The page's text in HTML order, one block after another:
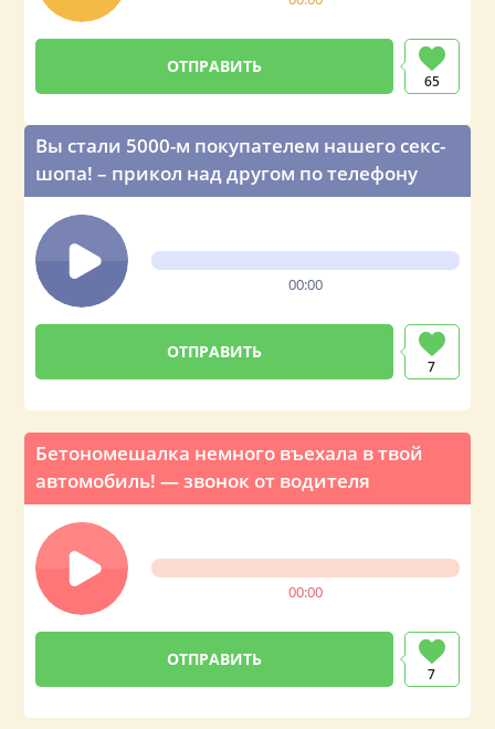
ОТПРАВИТЬ
65
Вы стали 5000-м покупателем нашего секс-
шопа! – прикол над другом по телефону
00:00
ОТПРАВИТЬ
7
Бетономешалка немного въехала в твой
автомобиль! — звонок от водителя
00:00
ОТПРАВИТЬ
7